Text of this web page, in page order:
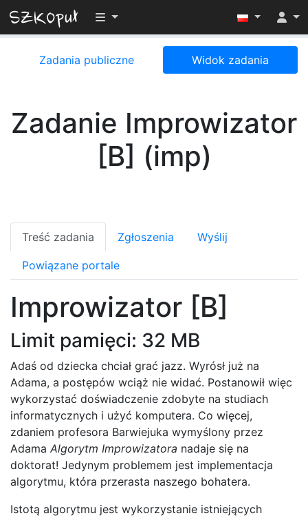
Przełącz widoczność menu
Zadania publiczne Widok zadania
Zadanie Improwizator
[B] (imp)
Treść zadania Zgłoszenia Wyślij
Powiązane portale
Improwizator [B]
Limit pamięci: 32 MB
Adaś od dziecka chciał grać jazz. Wyrósł już na
Adama, a postępów wciąż nie widać. Postanowił więc
wykorzystać doświadczenie zdobyte na studiach
informatycznych i użyć komputera. Co więcej,
zdaniem profesora Barwiejuka wymyślony przez
Adama Algorytm Improwizatora nadaje się na
doktorat! Jedynym problemem jest implementacja
algorytmu, która przerasta naszego bohatera.
Istotą algorytmu jest wykorzystanie istniejących